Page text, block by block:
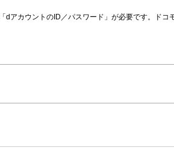
dアカウントのID／パスワード」が必要です。ドコ